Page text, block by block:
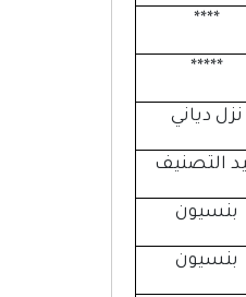
****
*****
نزل دياني
التصنيف
بنسيون
بنسيون